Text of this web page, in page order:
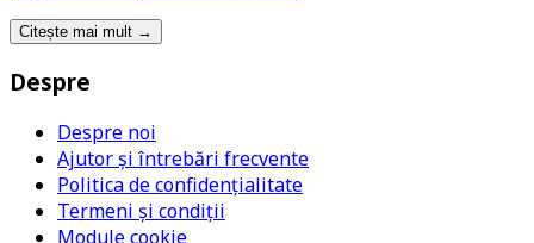
Citește mai mult →
Despre
Despre noi
Ajutor și întrebări frecvente
Politica de confidențialitate
Termeni și condiții
Module cookie